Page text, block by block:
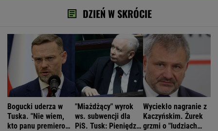
DZIEŃ W SKRÓCIE
Bogucki uderza w
Tuska. "Nie wiem,
kto panu premierowi
"Miażdżący" wyrok
ws. subwencji dla
PiS. Tusk: Pieniędzy
Wyciekło nagranie z
Kaczyńskim. Żurek
grzmi o "ludziach